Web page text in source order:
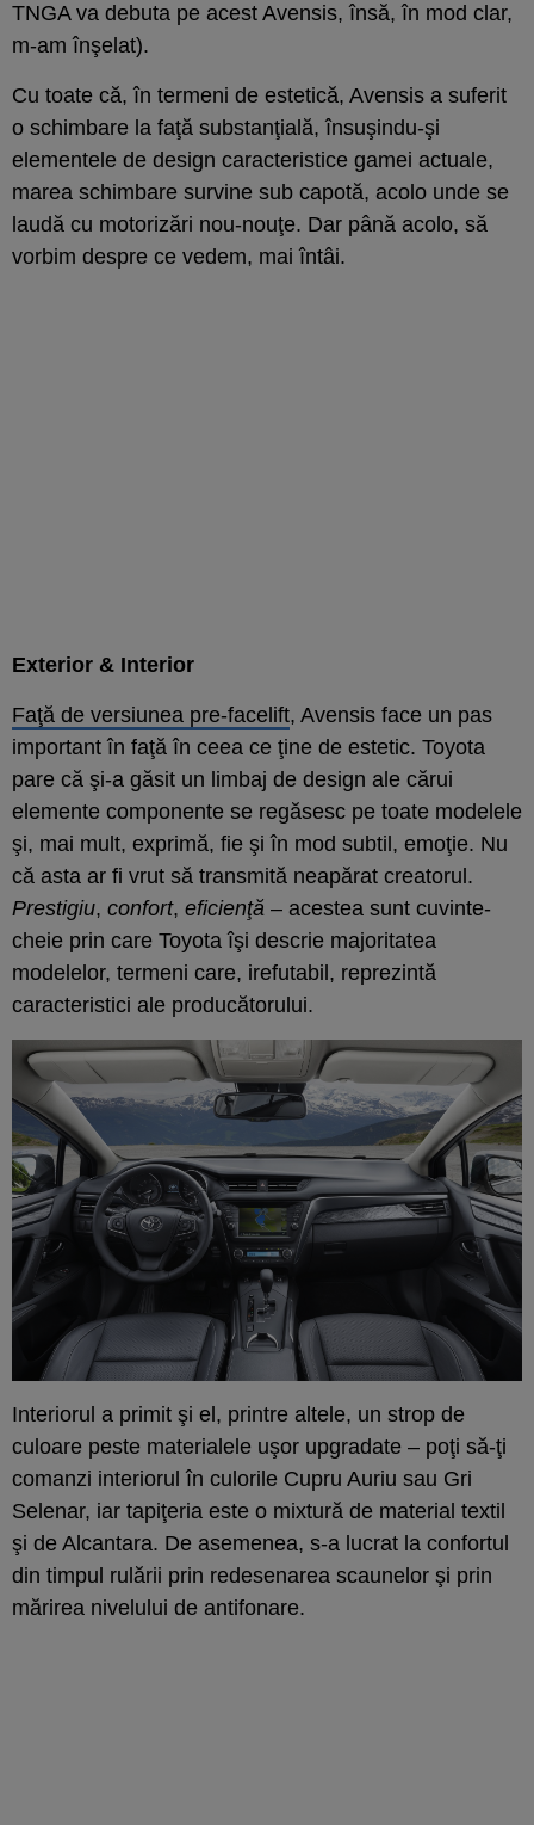
TNGA va debuta pe acest Avensis, însă, în mod clar,
m-am înşelat).
Cu toate că, în termeni de estetică, Avensis a suferit
o schimbare la faţă substanţială, însuşindu-şi
elementele de design caracteristice gamei actuale,
marea schimbare survine sub capotă, acolo unde se
laudă cu motorizări nou-nouţe. Dar până acolo, să
vorbim despre ce vedem, mai întâi.
Exterior & Interior
Faţă de versiunea pre-facelift, Avensis face un pas
important în faţă în ceea ce ţine de estetic. Toyota
pare că şi-a găsit un limbaj de design ale cărui
elemente componente se regăsesc pe toate modelele
şi, mai mult, exprimă, fie şi în mod subtil, emoţie. Nu
că asta ar fi vrut să transmită neapărat creatorul.
Prestigiu, confort, eficienţă – acestea sunt cuvinte-
cheie prin care Toyota îşi descrie majoritatea
modelelor, termeni care, irefutabil, reprezintă
caracteristici ale producătorului.
Interiorul a primit şi el, printre altele, un strop de
culoare peste materialele uşor upgradate – poţi să-ţi
comanzi interiorul în culorile Cupru Auriu sau Gri
Selenar, iar tapiţeria este o mixtură de material textil
şi de Alcantara. De asemenea, s-a lucrat la confortul
din timpul rulării prin redesenarea scaunelor şi prin
mărirea nivelului de antifonare.